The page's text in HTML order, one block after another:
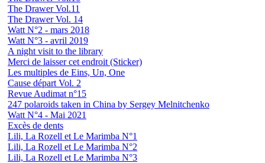
The Drawer Vol.11
The Drawer Vol. 14
Watt N°2 - mars 2018
Watt N°3 - avril 2019
A night visit to the library
Merci de laisser cet endroit (Sticker)
Les multiples de Eins, Un, One
Cause départ Vol. 2
Revue Audimat n°15
247 polaroids taken in China by Sergey Melnitchenko
Watt N°4 - Mai 2021
Excès de dents
Lili, La Rozell et Le Marimba N°1
Lili, La Rozell et Le Marimba N°2
Lili, La Rozell et Le Marimba N°3